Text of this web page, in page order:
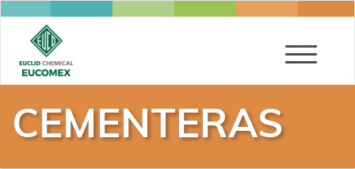
Toggle
CEMENTERAS